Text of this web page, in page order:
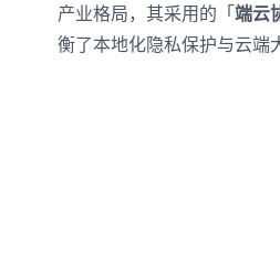
产业格局，其采用的「 端云
衡了本地化隐私保护与云端